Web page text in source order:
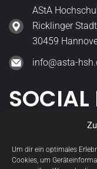
Um dir ein optimales
Cookies, um
AStA
Ricklinger
30459
info@asta-
StudGremien